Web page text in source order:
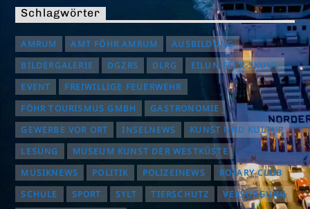
Schlagwörter
AMRUM AMT FÖHR AMRUM
AUSBILDUNG
BILDERGALERIE
DGZRS DLRG
EILUN-FEER-SKUUL
EVENT
FREIWILLIGE FEUERWEHR
FÖHR TOURISMUS GMBH
GASTRONOMIE
GEWERBE VOR ORT
INSELNEWS
KUNST UND KULTUR
LESUNG
MUSEUM KUNST DER WESTKÜSTE
MUSIKNEWS
POLITIK POLIZEINEWS
ROTARY CLUB
SCHULE
SPORT SYLT TIERSCHUTZ
VERSORGUNG